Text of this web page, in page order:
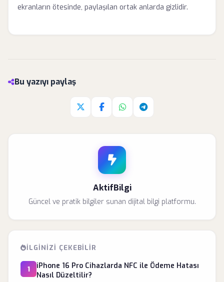
ekranların ötesinde, paylaşılan ortak anlarda gizlidir.
Bu yazıyı paylaş
Twitter'da paylaş
Facebook'da paylaş
Whatsapp'da paylaş
Telegram'da paylaş
AktifBilgi
Güncel ve pratik bilgiler sunan dijital bilgi platformu.
İLGINIZI ÇEKEBILIR
1
iPhone 16 Pro Cihazlarda NFC ile Ödeme Hatası
Nasıl Düzeltilir?